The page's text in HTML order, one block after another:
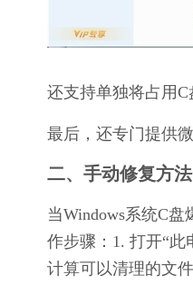
还支持单独将占用
最后，还专门提供
二、手动修复方法
当Windows系统C
作步骤：1. 打开“此
计算可以清理的文